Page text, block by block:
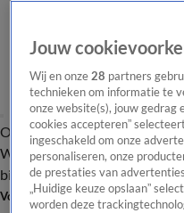
Overzicht Onze programma's
WandelgangenInterviews
bijwonenPodcastShop
Volg Vandaag Inside
Jouw
Wij en onze28 partners
technieken om informatie te
onze website(s), jouw gedrag
cookies accepteren”
ingeschakeld om onze
personaliseren, onze
de prestaties van
„Huidige keuze opslaan”
worden deze